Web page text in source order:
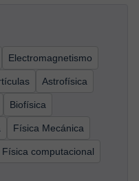
Electromagnetismo
Astrofísica
Biofísica
Física Mecánica
Física computacional